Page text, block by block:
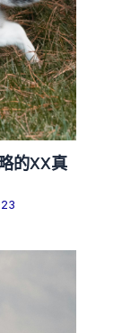
的XX真